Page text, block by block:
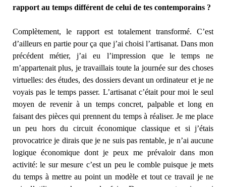
rapport au temps différent de celui de tes contemporains ?
Complètement, le rapport est totalement transformé. C’est
d’ailleurs en partie pour ça que j’ai choisi l’artisanat. Dans mon
précédent métier, j’ai eu l’impression que le temps ne
m’appartenait plus, je travaillais toute la journée sur des choses
virtuelles: des études, des dossiers devant un ordinateur et je ne
voyais pas le temps passer. L’artisanat c’était pour moi le seul
moyen de revenir à un temps concret, palpable et long en
faisant des pièces qui prennent du temps à réaliser. Je me place
un peu hors du circuit économique classique et si j’étais
provocatrice je dirais que je ne suis pas rentable, je n’ai aucune
logique économique dont je peux me prévaloir dans mon
activité: le sur mesure c’est un peu le comble puisque je mets
du temps à mettre au point un modèle et tout ce travail je ne